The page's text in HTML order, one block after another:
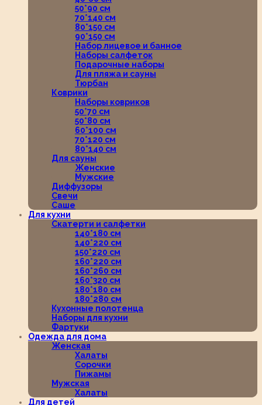
50*90 см
70*140 см
80*150 см
90*150 см
Набор лицевое и банное
Наборы салфеток
Подарочные наборы
Для пляжа и сауны
Тюрбан
Коврики
Наборы ковриков
50*70 см
50*80 см
60*100 см
70*120 см
80*140 см
Для сауны
Женские
Мужские
Диффузоры
Свечи
Саше
Для кухни
Скатерти и салфетки
140*180 см
140*220 см
150*220 см
160*220 см
160*260 см
160*320 см
180*180 см
180*280 см
Кухонные полотенца
Наборы для кухни
Фартуки
Одежда для дома
Женская
Халаты
Сорочки
Пижамы
Мужская
Халаты
Для детей